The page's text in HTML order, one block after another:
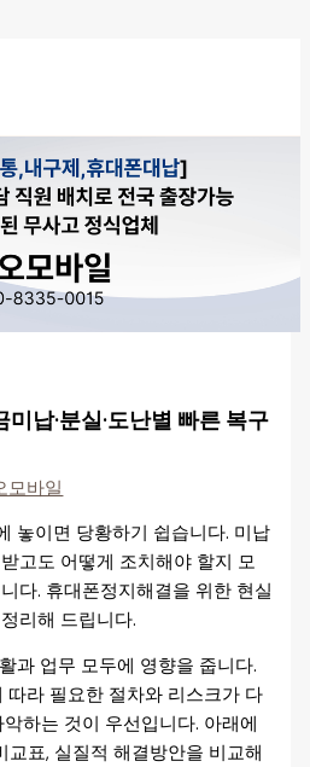
납·분실·도난별 빠른 복구
모바일
놓이면 당황하기 쉽습니다. 미납
고도 어떻게 조치해야 할지 모
다. 휴대폰정지해결을 위한 현실
리해 드립니다.
과 업무 모두에 영향을 줍니다.
따라 필요한 절차와 리스크가 다
하는 것이 우선입니다. 아래에
교표, 실질적 해결방안을 비교해